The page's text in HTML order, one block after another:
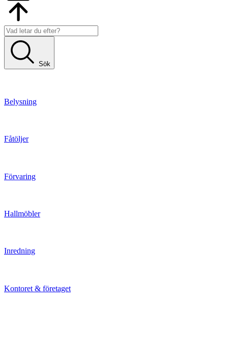
Sök
Belysning
Fåtöljer
Förvaring
Hallmöbler
Inredning
Kontoret & företaget